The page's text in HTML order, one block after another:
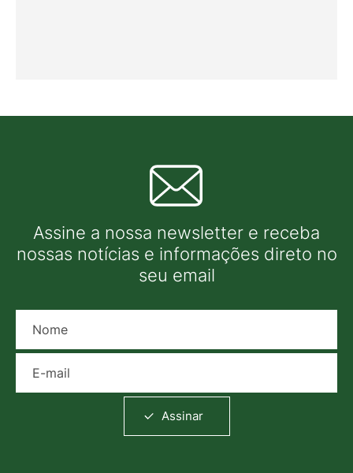
Assine a nossa newsletter e receba
nossas notícias e informações direto no
seu email
Assinar